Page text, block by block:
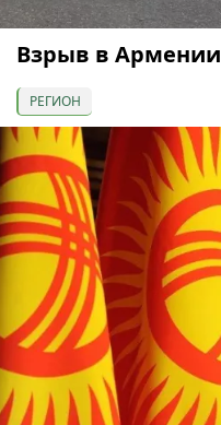
Взрыв в Армении
РЕГИОН